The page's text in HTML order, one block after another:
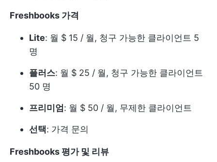
Freshbooks 가격
Lite: 월 $ 15 / 월, 청구 가능한 클라이언트 5
명
플러스: 월 $ 25 / 월, 청구 가능한 클라이언트
50 명
프리미엄: 월 $ 50 / 월, 무제한 클라이언트
선택: 가격 문의
Freshbooks 평가 및 리뷰